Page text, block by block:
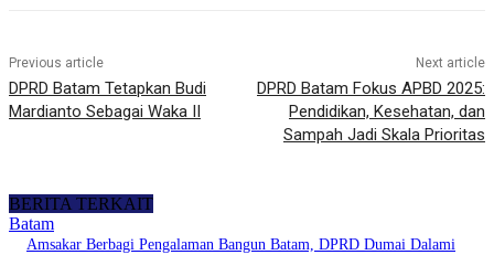
Previous article
DPRD Batam Tetapkan Budi
Mardianto Sebagai Waka II
Next article
DPRD Batam Fokus APBD 2025:
Pendidikan, Kesehatan, dan
Sampah Jadi Skala Prioritas
BERITA TERKAIT
Batam
Amsakar Berbagi Pengalaman Bangun Batam, DPRD Dumai Dalami